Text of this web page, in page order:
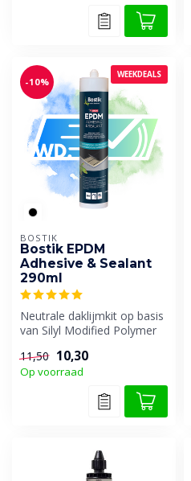
WEEKDEALS
-10%
BOSTIK
Bostik EPDM
Adhesive & Sealant
290ml
Neutrale daklijmkit op basis
van Silyl Modified Polymer
11,50 10,30
Op voorraad